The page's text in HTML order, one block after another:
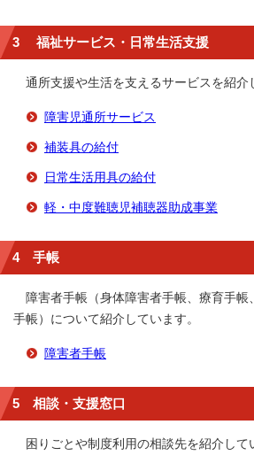
3 福祉サービス・日常生活支援
通所支援や生活を支えるサービスを紹介
障害児通所サービス
補装具の給付
日常生活用具の給付
軽・中度難聴児補聴器助成事業
4 手帳
障害者手帳（身体障害者手帳、療育手帳
手帳）について紹介しています。
障害者手帳
5 相談・支援窓口
困りごとや制度利用の相談先を紹介して